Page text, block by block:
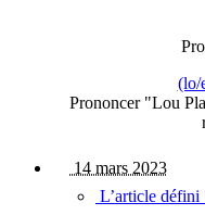
(lo/
Prononcer "Lou
14 mars 2023
L’article défini